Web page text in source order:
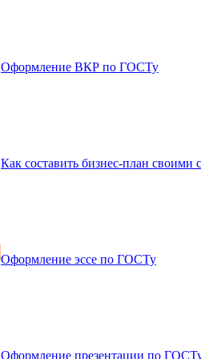
Оформление ВКР по ГОСТу
Как составить бизнес-план своими
Оформление эссе по ГОСТу
Оформление презентации по